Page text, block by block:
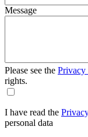
Message
Please see the Privacy
rights.
I have read the
personal data